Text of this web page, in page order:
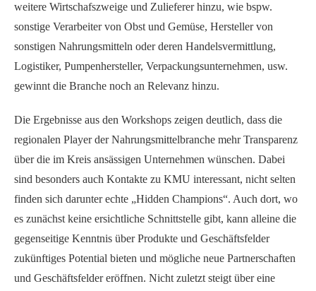
weitere Wirtschafszweige und Zulieferer hinzu, wie bspw.
sonstige Verarbeiter von Obst und Gemüse, Hersteller von
sonstigen Nahrungsmitteln oder deren Handelsvermittlung,
Logistiker, Pumpenhersteller, Verpackungsunternehmen, usw.
gewinnt die Branche noch an Relevanz hinzu.
Die Ergebnisse aus den Workshops zeigen deutlich, dass die
regionalen Player der Nahrungsmittelbranche mehr Transparenz
über die im Kreis ansässigen Unternehmen wünschen. Dabei
sind besonders auch Kontakte zu KMU interessant, nicht selten
finden sich darunter echte „Hidden Champions“. Auch dort, wo
es zunächst keine ersichtliche Schnittstelle gibt, kann alleine die
gegenseitige Kenntnis über Produkte und Geschäftsfelder
zukünftiges Potential bieten und mögliche neue Partnerschaften
und Geschäftsfelder eröffnen. Nicht zuletzt steigt über eine